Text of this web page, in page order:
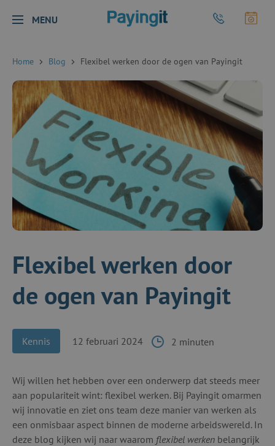
MENU Logo Payingit Bel Payingit
Home Blog Flexibel werken door de ogen van Payingit
Flexibel werken door
de ogen van Payingit
Kennis 12 februari 2024 2 minuten
Wij willen het hebben over een onderwerp dat steeds meer
aan populariteit wint: flexibel werken. Bij Payingit omarmen
wij innovatie en ziet ons team deze manier van werken als
een onmisbaar aspect binnen de moderne arbeidswereld. In
deze blog kijken wij naar waarom flexibel werken belangrijk